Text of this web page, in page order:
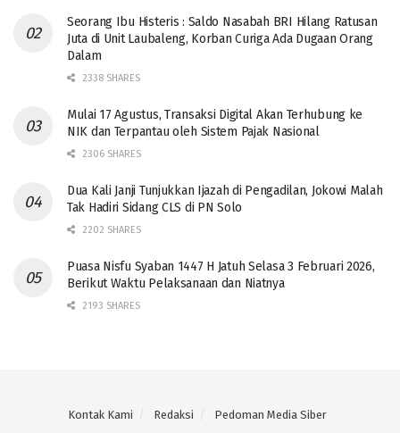
Seorang Ibu Histeris : Saldo Nasabah BRI Hilang Ratusan
Juta di Unit Laubaleng, Korban Curiga Ada Dugaan Orang
Dalam
2338 SHARES
Mulai 17 Agustus, Transaksi Digital Akan Terhubung ke
NIK dan Terpantau oleh Sistem Pajak Nasional
2306 SHARES
Dua Kali Janji Tunjukkan Ijazah di Pengadilan, Jokowi Malah
Tak Hadiri Sidang CLS di PN Solo
2202 SHARES
Puasa Nisfu Syaban 1447 H Jatuh Selasa 3 Februari 2026,
Berikut Waktu Pelaksanaan dan Niatnya
2193 SHARES
Kontak Kami Redaksi Pedoman Media Siber